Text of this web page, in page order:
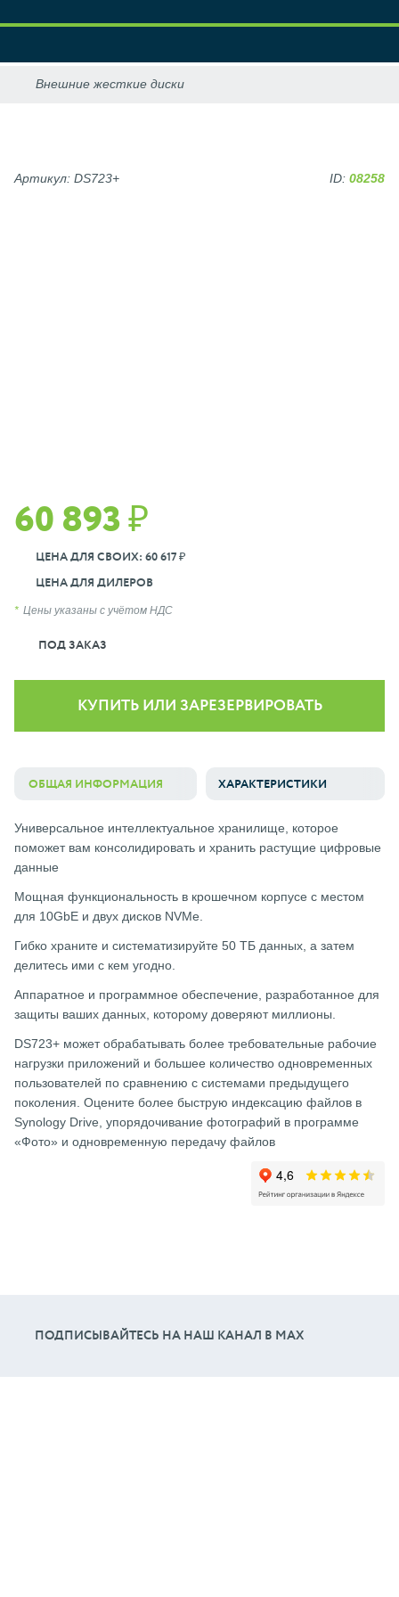
60 893 ₽
ЦЕНА ДЛЯ СВОИХ: 60 617 ₽
ЦЕНА ДЛЯ ДИЛЕРОВ
Цены указаны с учётом НДС
ПОД ЗАКАЗ
Артикул: DS723+ ID: 08258
КУПИТЬ ИЛИ ЗАРЕЗЕРВИРОВАТЬ
ОБЩАЯ ИНФОРМАЦИЯ ХАРАКТЕРИСТИКИ
Универсальное интеллектуальное хранилище, которое
поможет вам консолидировать и хранить растущие цифровые
данные
Мощная функциональность в крошечном корпусе с местом
для 10GbE и двух дисков NVMe.
Гибко храните и систематизируйте 50 ТБ данных, а затем
делитесь ими с кем угодно.
Аппаратное и программное обеспечение, разработанное для
защиты ваших данных, которому доверяют миллионы.
DS723+ может обрабатывать более требовательные рабочие
нагрузки приложений и большее количество одновременных
пользователей по сравнению с системами предыдущего
поколения. Оцените более быструю индексацию файлов в
Synology Drive, упорядочивание фотографий в программе
«Фото» и одновременную передачу файлов
ПОДПИСЫВАЙТЕСЬ НА НАШ КАНАЛ В МАХ